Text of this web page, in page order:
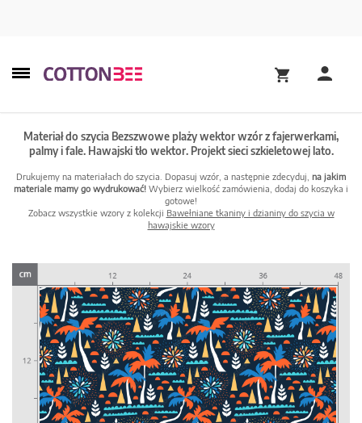
Materiał do szycia Bezszwowe plaży wektor wzór z fajerwerkami,
palmy i fale. Hawajski tło wektor. Projekt sieci szkieletowej lato.
Drukujemy na materiałach do szycia. Dopasuj wzór, a następnie zdecyduj, na jakim
materiale mamy go wydrukować! Wybierz wielkość zamówienia, dodaj do koszyka i
gotowe!
Zobacz wszystkie wzory z kolekcji Bawełniane tkaniny i dzianiny do szycia w
hawajskie wzory